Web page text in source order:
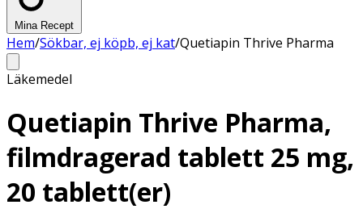
Mina Recept
Hem/Sökbar, ej köpb, ej kat/Quetiapin Thrive Pharma
Läkemedel
Quetiapin Thrive Pharma,
filmdragerad tablett 25 mg,
20 tablett(er)